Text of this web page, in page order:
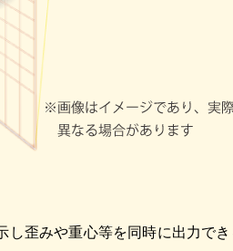
歪みや重心等を同時に出力で